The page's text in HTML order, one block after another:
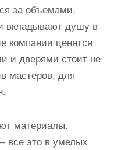
за объемами,
вкладывают душу в
компании ценятся
и дверями стоит не
мастеров, для
материалы.
все это в умелых